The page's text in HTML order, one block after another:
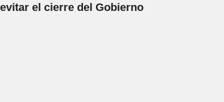
evitar el cierre del Gobierno